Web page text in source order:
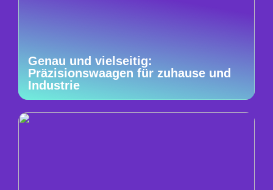
Genau und vielseitig:
Präzisionswaagen für zuhause und
Industrie